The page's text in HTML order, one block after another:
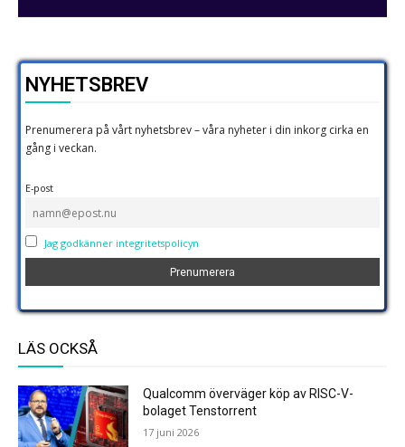
NYHETSBREV
Prenumerera på vårt nyhetsbrev – våra nyheter i din inkorg cirka en
gång i veckan.
E-post
Jag godkänner integritetspolicyn
LÄS OCKSÅ
Qualcomm överväger köp av RISC-V-
bolaget Tenstorrent
17 juni 2026